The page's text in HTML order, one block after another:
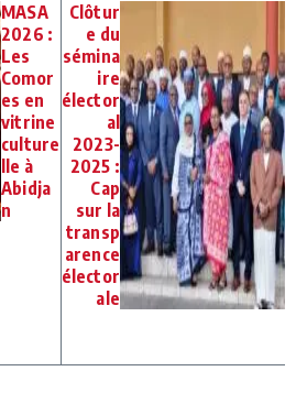
MASA
2026 :
Les
Comor
es en
vitrine
culture
lle à
Abidja
n
Clôtur
e du
sémina
ire
élector
al
2023-
2025 :
Cap
sur la
transp
arence
élector
ale